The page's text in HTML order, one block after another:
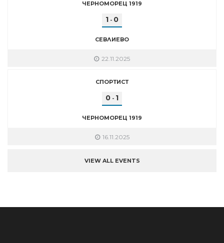
ЧЕРНОМОРЕЦ 1919
1 - 0
СЕВЛИЕВО
22.11.2025
СПОРТИСТ
0 - 1
ЧЕРНОМОРЕЦ 1919
16.11.2025
VIEW ALL EVENTS